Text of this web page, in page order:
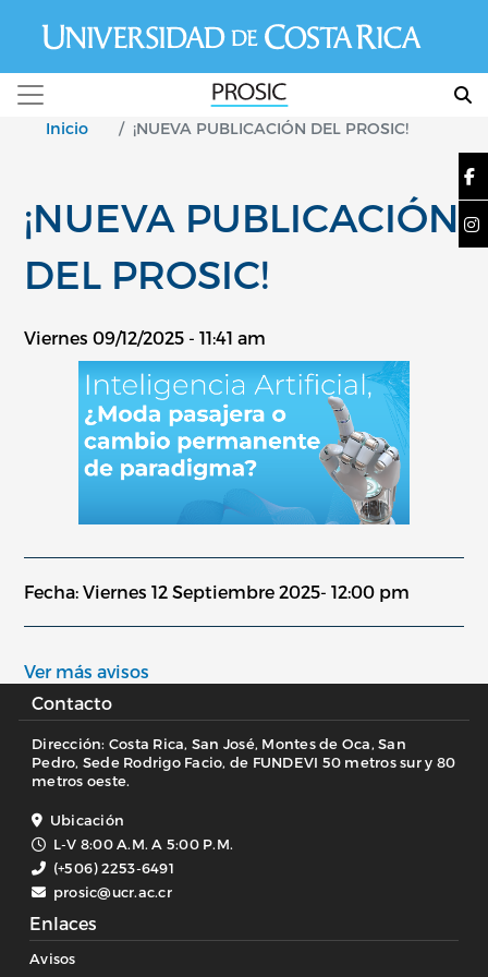
Inicio ¡NUEVA PUBLICACIÓN DEL PROSIC!
¡NUEVA PUBLICACIÓN
DEL PROSIC!
Viernes 09/12/2025 - 11:41 am
Fecha: Viernes 12 Septiembre 2025- 12:00 pm
Ver más avisos
Contacto
Dirección: Costa Rica, San José, Montes de Oca, San
Pedro, Sede Rodrigo Facio, de FUNDEVI 50 metros sur y 80
metros oeste.
Ubicación
L-V 8:00 A.M. A 5:00 P.M.
(+506) 2253-6491
prosic@ucr.ac.cr
Enlaces
Avisos